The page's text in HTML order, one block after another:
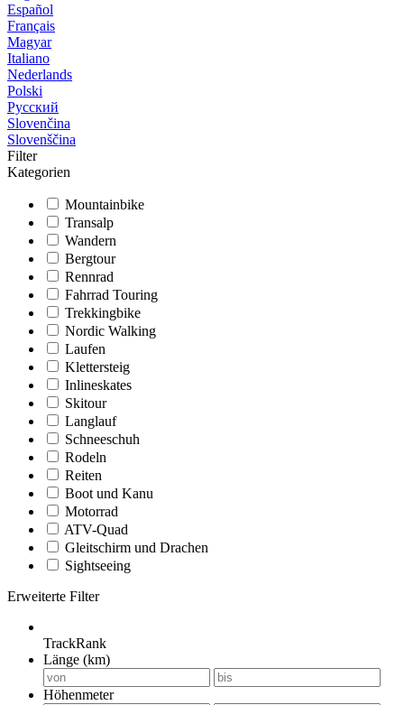
Español
Français
Magyar
Italiano
Nederlands
Polski
Русский
Slovenčina
Slovenščina
Filter
Kategorien
Mountainbike
Transalp
Wandern
Bergtour
Rennrad
Fahrrad Touring
Trekkingbike
Nordic Walking
Laufen
Klettersteig
Inlineskates
Skitour
Langlauf
Schneeschuh
Rodeln
Reiten
Boot und Kanu
Motorrad
ATV-Quad
Gleitschirm und Drachen
Sightseeing
Erweiterte Filter
TrackRank
Länge (km)
Höhenmeter